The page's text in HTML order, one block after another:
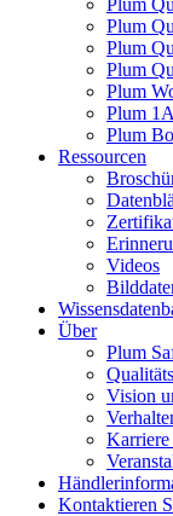
Plum
Plum
Plum
Plum
Plum
Plum
Plum
Ressourcen
Videos
Über
Plum
Vision
Karriere
Kontaktieren